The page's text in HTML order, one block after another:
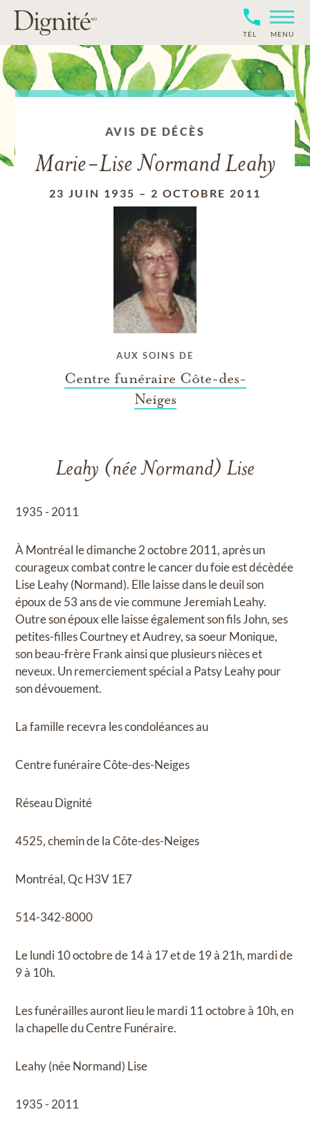
TÉL MENU
AVIS DE DÉCÈS
Marie-Lise Normand Leahy
23 JUIN 1935 – 2 OCTOBRE 2011
AUX SOINS DE
Centre funéraire Côte-des-
Neiges
Leahy (née Normand) Lise
1935 - 2011
À Montréal le dimanche 2 octobre 2011, après un
courageux combat contre le cancer du foie est décèdée
Lise Leahy (Normand). Elle laisse dans le deuil son
époux de 53 ans de vie commune Jeremiah Leahy.
Outre son époux elle laisse également son fils John, ses
petites-filles Courtney et Audrey, sa soeur Monique,
son beau-frère Frank ainsi que plusieurs nièces et
neveux. Un remerciement spécial a Patsy Leahy pour
son dévouement.
La famille recevra les condoléances au
Centre funéraire Côte-des-Neiges
Réseau Dignité
4525, chemin de la Côte-des-Neiges
Montréal, Qc H3V 1E7
514-342-8000
Le lundi 10 octobre de 14 à 17 et de 19 à 21h, mardi de
9 à 10h.
Les funérailles auront lieu le mardi 11 octobre à 10h, en
la chapelle du Centre Funéraire.
Leahy (née Normand) Lise
1935 - 2011